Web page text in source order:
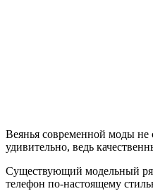
Веянья современной моды не
удивительно, ведь
Существующий модельный ряд
телефон по-настоящему